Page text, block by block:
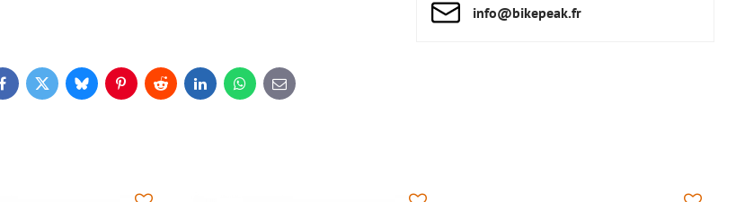
info​@bikepeak​.fr
FacebookTwitterBlueskyPinterestRedditLinkedInWhatsApp
E-
mail